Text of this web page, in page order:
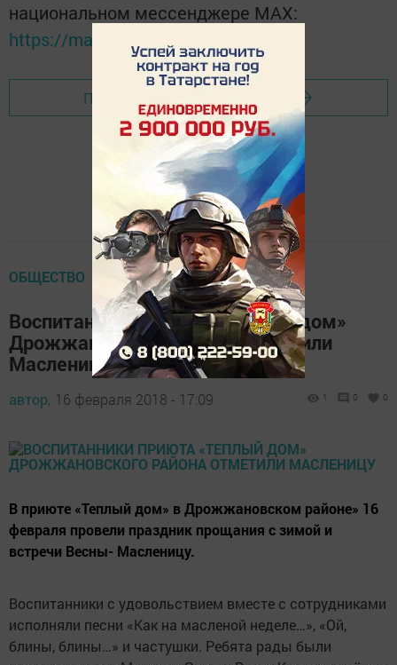
национальном мессенджере MАХ:
https://max.ru/tatmedia
Перейти на страницу новости
ОБЩЕСТВО
Воспитанники приюта «Теплый дом»
Дрожжановского района отметили
Масленицу
автор, 16 февраля 2018 - 17:09 1 0 0
В приюте «Теплый дом» в Дрожжановском районе» 16
февраля провели праздник прощания с зимой и
встречи Весны- Масленицу.
Воспитанники с удовольствием вместе с сотрудниками
исполняли песни «Как на масленой неделе…», «Ой,
блины, блины…» и частушки. Ребята рады были